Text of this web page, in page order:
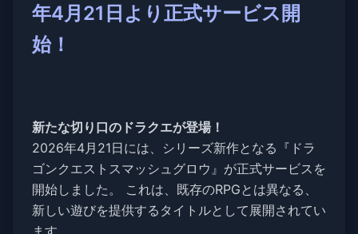
年4月21日より正式サービス開
始！
新たな切り口のドラクエが登場！
2026年4月21日には、シリーズ新作となる『ドラ
ゴンクエストスマッシュグロウ』が正式サービスを
開始しました。 これは、既存のRPGとは異なる、
新しい遊びを提供するタイトルとして展開されてい
ます。